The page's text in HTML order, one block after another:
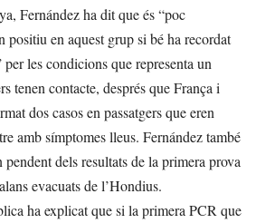
Fernández ha dit que és “poc
positiu en aquest grup si bé ha recordat
les condicions que representa un
tenen contacte, després que França i
dos casos en passatgers que eren
amb símptomes lleus. Fernández també
pendent dels resultats de la primera prova
evacuats de l’Hondius.
ha explicat que si la primera PCR que